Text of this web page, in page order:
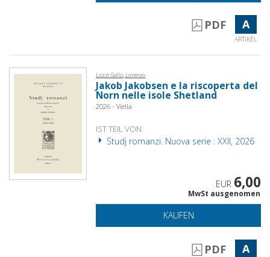
PDF A
ARTIKEL
Lozzi Gallo, Lorenzo
Jakob Jakobsen e la riscoperta del
Norn nelle isole Shetland
2026 - Viella
IST TEIL VON
Studj romanzi. Nuova serie : XXII, 2026
EUR 6,00
MwSt ausgenomen
KAUFEN
PDF A